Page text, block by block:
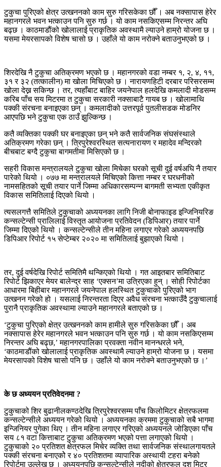
टुकुचा पुरिएको क्षेत्र उत्खननको काम सुरु गरिसकेका छौँ । अब नक्सापास हेरेर
महानगरले भवन भत्काउन पनि सुरु गर्छ । यो काम नसकिएसम्म निरन्तर अघि
बढ्छ । काठमाडौंको खोलालाई प्राकृतिक अवस्थामै ल्याउने हाम्रो योजना छ ।
यसमा मेयरसापको विशेष चासो छ । उहाँले यो काम नरोक्ने बताउनुभएको छ ।
शिरदेखि नै टुकुचा अतिक्रमण भएको छ । महानगरको वडा नम्बर १, २, ४, ११,
३१ र ३२ (तत्कालीन) मा खोला मिचिएको छ । नारायणहिटी दरबार परिसरसम्म
खोला देख्न सकिन्छ । तर, त्यहाँबाट बाहिर जयनेपाल हलदेखि कमलादी मोडसम्म
करिब पाँच सय मिटरमा त टुकुचा सरकारी नक्साबाटै गायब छ । खोलामाथि
पक्की संरचना बनाइएका छन् । कमलादीको उत्तरपूर्व पुतलीसडक मोडनिर
आएपछि भने टुकुचा एक ठाउँ झुल्किन्छ ।
कतै व्यक्तिका पक्की घर बनाइएका छन् भने कतै सार्वजनिक संघसंस्थाले
अतिक्रमण गरेका छन् । त्रिपुरेश्वरस्थित सत्यनारायण र महादेव मन्दिरको
बीचबाट बग्दै टुकुचा बागमतीमा मिसिएको छ ।
सहरी विकास मन्त्रालयले टुकुचा खोला मिचेका घरको सूची दुई वर्षअघि नै तयार
पारेको थियो । ०७७ मा मन्त्रालयले मिचिएको कित्ता नम्बर र घरधनीको
नामसहितको सूची तयार पार्ने जिम्मा अधिकारसम्पन्न बागमती सभ्यता एकीकृत
विकास समितिलाई दिएको थियो ।
त्यसलगत्तै समितिले टुकुचाको अध्ययनका लागि निजी बोनाफाइड इन्जिनियरिङ
कन्सल्टेन्सी प्रालिलाई विस्तृत आयोजना प्रतिवेदन (डिपिआर) तयार पार्ने
जिम्मा दिएको थियो । कन्सल्टेन्सीले तीन महिना लगाएर गरेको अध्ययनपछि
डिपिआर रिपोर्ट १५ सेप्टेम्बर २०२० मा समितिलाई बुझाएको थियो ।
तर, दुई वर्षदेखि रिपोर्ट समितिमै थन्किएको थियो । गत आइतबार समितिबाट
रिपोर्ट झिकाएर मेयर बालेन्द्र साह ‘एक्सन’मा उत्रिएका हुन् । सोही रिपोर्टका
आधारमा बिहीबार महानगरले जयनेपाल हलस्थित टुकुचाको पुरिएको भाग
उत्खनन गरेको हो । यसलाई निरन्तरता दिएर अवैध संरचना भत्काउँदै टुकुचालाई
पुरानै प्राकृतिक अवस्थामा ल्याउने महानगरले बताएको छ ।
‘टुकुचा पुरिएको क्षेत्र उत्खननको काम हामीले सुरु गरिसकेका छौँ । अब
नक्सापास हेरेर महानगरले भवन भत्काउन पनि सुरु गर्छ । यो काम नसकिएसम्म
निरन्तर अघि बढ्छ,’ महानगरपालिका प्रवक्ता नवीन मानन्धरले भने,
‘काठमाडौंको खोलालाई प्राकृतिक अवस्थामै ल्याउने हाम्रो योजना छ । यसमा
मेयरसापको विशेष चासो पनि छ । उहाँले यो काम नरोक्ने बताउनुभएको छ ।’
के छ अध्ययन प्रतिवेदनमा ?
टुकुचाको शिर बुढानीलकण्ठदेखि त्रिपुरेश्वरसम्म पाँच किलोमिटर क्षेत्रफलमा
कन्सल्टेन्सीले अध्ययन गरेको थियो । अध्ययनका क्रममा टुकुचाको सबै भागमा
इन्जिनियर पुगेका थिए । तीन महिना लगाएर गरिएको अध्ययनले जोडिएका पाँच
सय ८१ वटा कित्ताबाट टुकुचा अतिक्रमण भएको पत्ता लगाएको थियो ।
टुकुचाको २० प्रतिशत क्षेत्रफल मिचेर व्यक्ति तथा सार्वजनिक संस्थालगायतले
पक्की संरचना बनाएकोे र ४० प्रतिशतमा व्यापारिक अस्थायी टहरा बनेको
रिपोर्टमा उल्लेख छ । अध्ययनपछि कन्सल्टेन्सीले नदीको क्षेत्रफल दश मिटर